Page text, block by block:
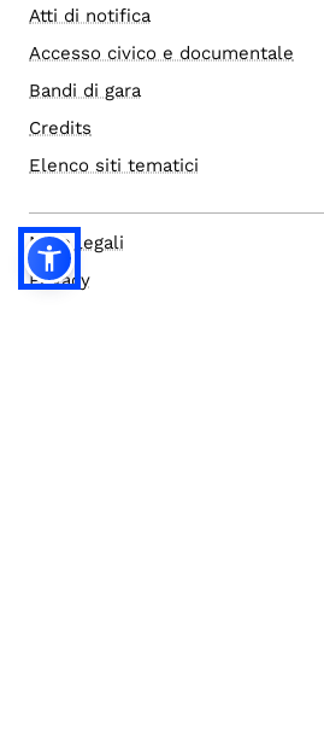
Atti di notifica
Accesso civico e documentale
Bandi di gara
Credits
Elenco siti tematici
Note legali
Privacy